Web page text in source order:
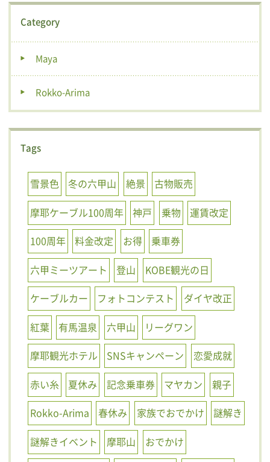
Category
Maya
Rokko-Arima
Tags
雪景色 冬の六甲山 絶景
古物販売
摩耶ケーブル100周年
神戸 乗物
運賃改定
100周年
料金改定 お得
乗車券
六甲ミーツアート
登山
KOBE観光の日
ケーブルカー
フォトコンテスト
ダイヤ改正
紅葉
有馬温泉 六甲山
リーグワン
摩耶観光ホテル
SNSキャンペーン
恋愛成就
赤い糸
夏休み 記念乗車券 マヤカン
親子
Rokko-Arima
春休み 家族でおでかけ
謎解き
謎解きイベント
摩耶山
おでかけ